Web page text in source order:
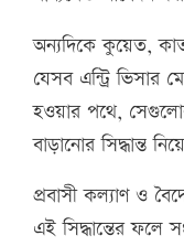
অন্যদিকে কুয়েত,
যেসব এন্ট্রি ভিসার
হওয়ার পথে,
বাড়ানোর সিদ্ধান্ত
প্রবাসী কল্যাণ ও
এই সিদ্ধান্তের ফলে